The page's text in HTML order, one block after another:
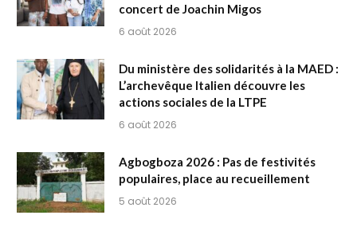
concert de Joachin Migos
6 août 2026
Du ministère des solidarités à la MAED :
L’archevêque Italien découvre les
actions sociales de la LTPE
6 août 2026
Agbogboza 2026 : Pas de festivités
populaires, place au recueillement
5 août 2026